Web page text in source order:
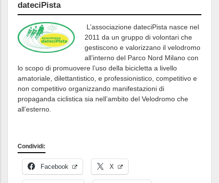
dateciPista
L’associazione dateciPista nasce nel
2011 da un gruppo di volontari che
gestiscono e valorizzano il velodromo
all’interno del Parco Nord Milano con
lo scopo di promuovere l’uso della bicicletta a livello
amatoriale, dilettantistico, e professionistico, competitivo e
non competitivo organizzando manifestazioni di
propaganda ciclistica sia nell’ambito del Velodromo che
all’esterno.
Condividi:
Facebook X